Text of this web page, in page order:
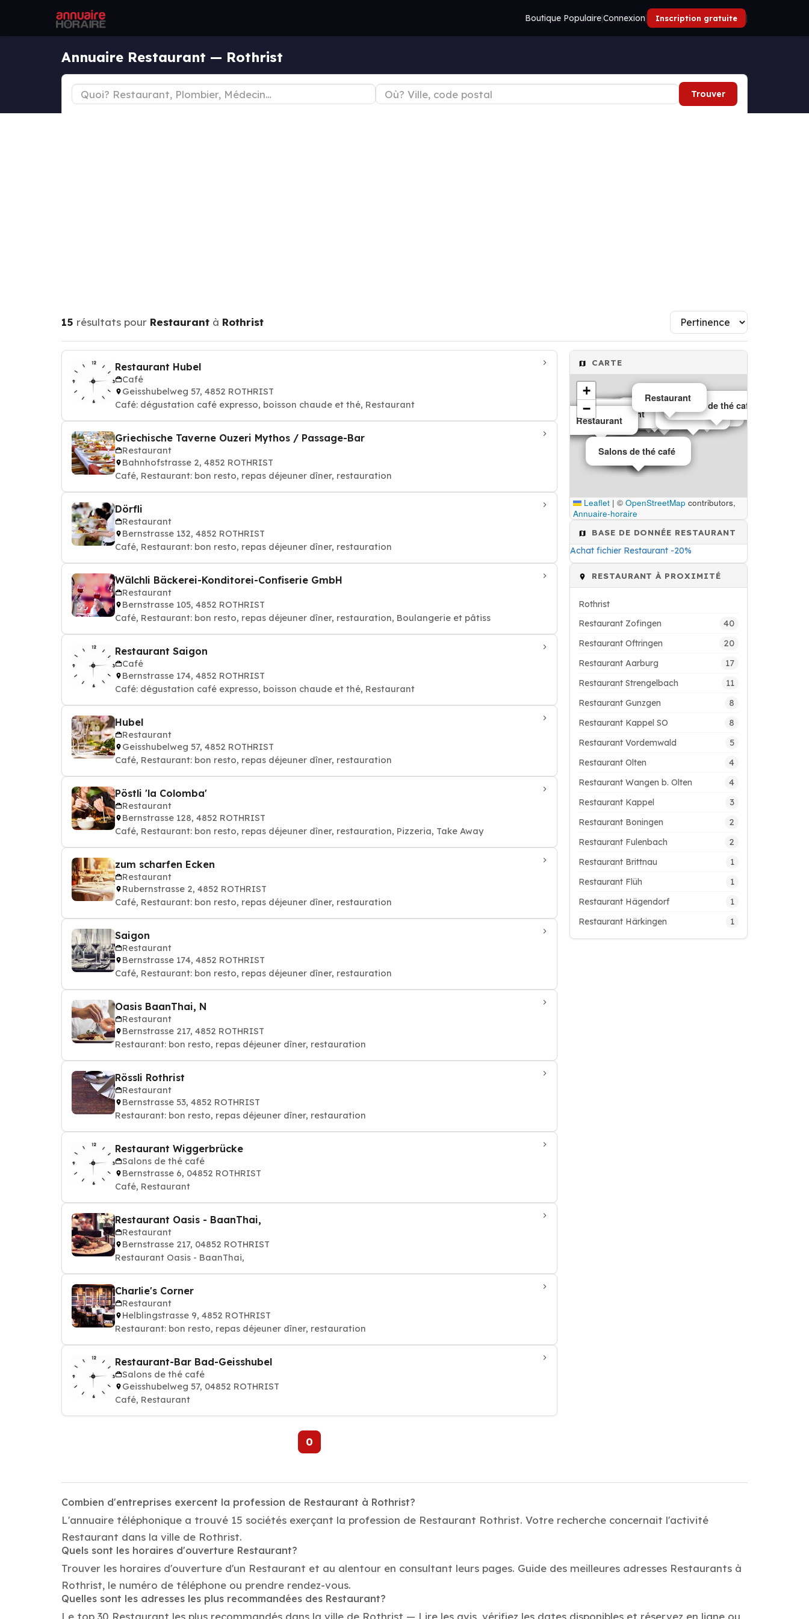
Boutique Populaire|Connexion| Inscription gratuite |
Annuaire Restaurant — Rothrist
Trouver
15 résultats pour Restaurant à Rothrist
Restaurant Hubel
Café
Geisshubelweg 57, 4852 ROTHRIST
Café: dégustation café expresso, boisson chaude et thé, Restaurant
Griechische Taverne Ouzeri Mythos / Passage-Bar
Restaurant
Bahnhofstrasse 2, 4852 ROTHRIST
Café, Restaurant: bon resto, repas déjeuner dîner, restauration
Dörfli
Restaurant
Bernstrasse 132, 4852 ROTHRIST
Café, Restaurant: bon resto, repas déjeuner dîner, restauration
Wälchli Bäckerei-Konditorei-Confiserie GmbH
Restaurant
Bernstrasse 105, 4852 ROTHRIST
Café, Restaurant: bon resto, repas déjeuner dîner, restauration, Boulangerie et pâtiss
Restaurant Saigon
Café
Bernstrasse 174, 4852 ROTHRIST
Café: dégustation café expresso, boisson chaude et thé, Restaurant
Hubel
Restaurant
Geisshubelweg 57, 4852 ROTHRIST
Café, Restaurant: bon resto, repas déjeuner dîner, restauration
Pöstli 'la Colomba'
Restaurant
Bernstrasse 128, 4852 ROTHRIST
Café, Restaurant: bon resto, repas déjeuner dîner, restauration, Pizzeria, Take Away
zum scharfen Ecken
Restaurant
Rubernstrasse 2, 4852 ROTHRIST
Café, Restaurant: bon resto, repas déjeuner dîner, restauration
Saigon
Restaurant
Bernstrasse 174, 4852 ROTHRIST
Café, Restaurant: bon resto, repas déjeuner dîner, restauration
Oasis BaanThai, N
Restaurant
Bernstrasse 217, 4852 ROTHRIST
Restaurant: bon resto, repas déjeuner dîner, restauration
Rössli Rothrist
Restaurant
Bernstrasse 53, 4852 ROTHRIST
Restaurant: bon resto, repas déjeuner dîner, restauration
Restaurant Wiggerbrücke
Salons de thé café
Bernstrasse 6, 04852 ROTHRIST
Café, Restaurant
Restaurant Oasis - BaanThai,
Restaurant
Bernstrasse 217, 04852 ROTHRIST
Restaurant Oasis - BaanThai,
Charlie's Corner
Restaurant
Helblingstrasse 9, 4852 ROTHRIST
Restaurant: bon resto, repas déjeuner dîner, restauration
Restaurant-Bar Bad-Geisshubel
Salons de thé café
Geisshubelweg 57, 04852 ROTHRIST
Café, Restaurant
0
CARTE
Café
RestaurantRestaurant
Restaurant
Restaurant
Restaurant Restaurant
Restaurant
Restaurant Restaurant
Salons de thé café
Restaurant
Restaurant
Salons de thé café
+
−
Leaflet | © OpenStreetMap contributors,
Annuaire-horaire
BASE DE DONNÉE RESTAURANT
Achat fichier Restaurant -20%
RESTAURANT À PROXIMITÉ
Rothrist
Restaurant Zofingen
40
Restaurant Oftringen 20
Restaurant Aarburg 17
Restaurant Strengelbach 11
Restaurant Gunzgen 8
Restaurant Kappel SO 8
Restaurant Vordemwald 5
Restaurant Olten 4
Restaurant Wangen b. Olten 4
Restaurant Kappel 3
Restaurant Boningen 2
Restaurant Fulenbach 2
Restaurant Brittnau 1
Restaurant Flüh 1
Restaurant Hägendorf 1
Restaurant Härkingen 1
Combien d'entreprises exercent la profession de Restaurant à Rothrist?
L'annuaire téléphonique a trouvé 15 sociétés exerçant la profession de Restaurant Rothrist. Votre recherche concernait l'activité
Restaurant dans la ville de Rothrist.
Quels sont les horaires d'ouverture Restaurant?
Trouver les horaires d'ouverture d'un Restaurant et au alentour en consultant leurs pages. Guide des meilleures adresses Restaurants à
Rothrist, le numéro de téléphone ou prendre rendez-vous.
Quelles sont les adresses les plus recommandées des Restaurant?
Le top 30 Restaurant les plus recommandés dans la ville de Rothrist — Lire les avis, vérifiez les dates disponibles et réservez en ligne ou